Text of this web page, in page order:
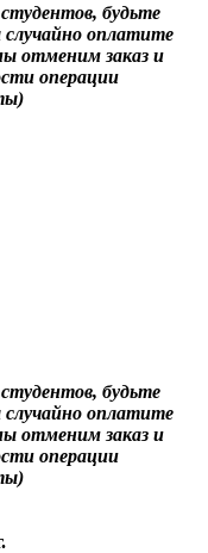
будьте
оплатите
отменим заказ и
операции
будьте
оплатите
отменим заказ и
операции